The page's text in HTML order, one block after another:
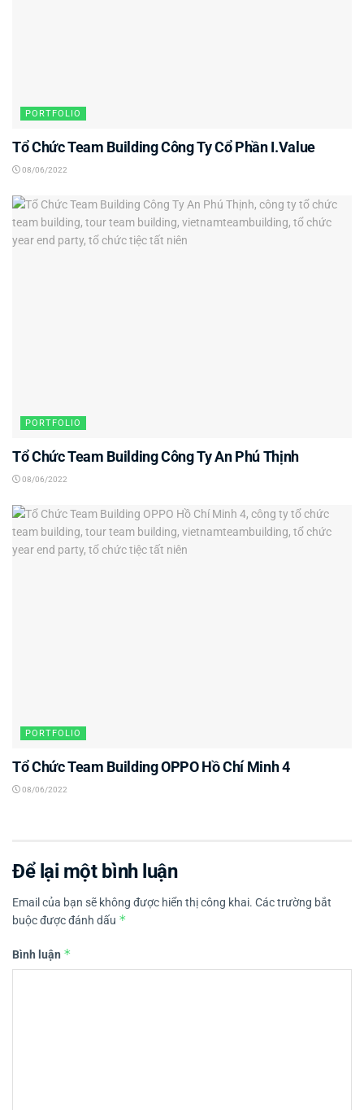
PORTFOLIO
Tổ Chức Team Building Công Ty Cổ Phần I.Value
08/06/2022
PORTFOLIO
Tổ Chức Team Building Công Ty An Phú Thịnh
08/06/2022
PORTFOLIO
Tổ Chức Team Building OPPO Hồ Chí Minh 4
08/06/2022
Để lại một bình luận
Email của bạn sẽ không được hiển thị công khai. Các trường bắt
buộc được đánh dấu *
Bình luận *